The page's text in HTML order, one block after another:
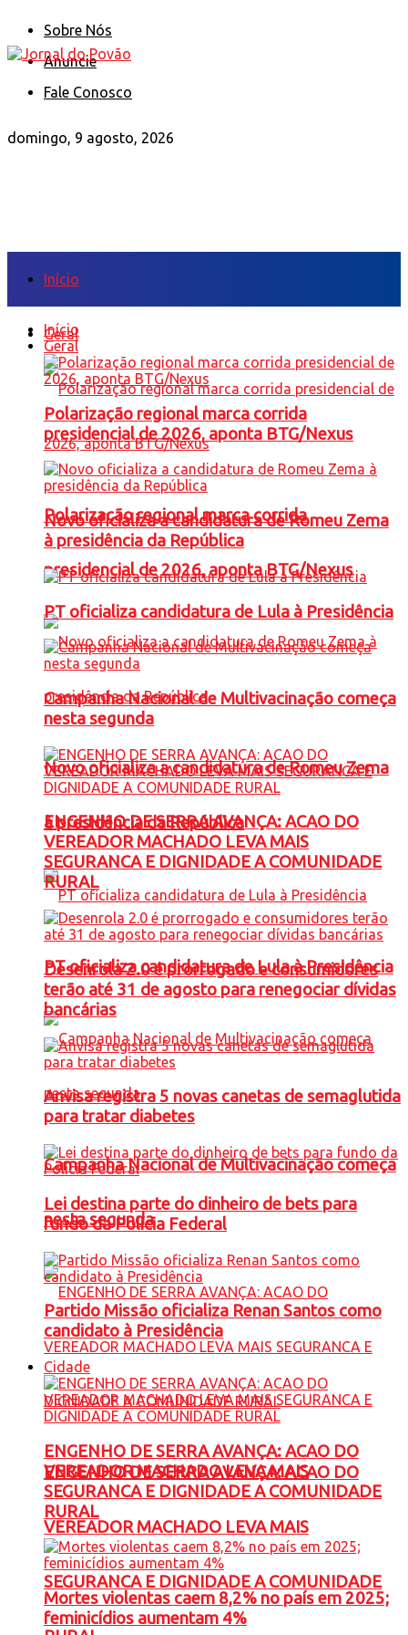
Sobre Nós
Anuncie
Fale Conosco
domingo, 9 agosto, 2026
Início
Geral
Polarização regional marca corrida
presidencial de 2026, aponta BTG/Nexus
Novo oficializa a candidatura de Romeu Zema
à presidência da República
PT oficializa candidatura de Lula à Presidência
Campanha Nacional de Multivacinação começa
nesta segunda
ENGENHO DE SERRA AVANÇA: ACAO DO
VEREADOR MACHADO LEVA MAIS
SEGURANCA E DIGNIDADE A COMUNIDADE
Início
Geral
Polarização regional marca corrida
presidencial de 2026, aponta BTG/Nexus
Novo oficializa a candidatura de Romeu Zema
à presidência da República
PT oficializa candidatura de Lula à Presidência
Campanha Nacional de Multivacinação começa
nesta segunda
ENGENHO DE SERRA AVANÇA: ACAO DO
VEREADOR MACHADO LEVA MAIS
SEGURANCA E DIGNIDADE A COMUNIDADE
RURAL
Desenrola 2.0 é prorrogado e consumidores
terão até 31 de agosto para renegociar dívidas
bancárias
Anvisa registra 5 novas canetas de semaglutida
para tratar diabetes
Lei destina parte do dinheiro de bets para
fundo da Polícia Federal
Partido Missão oficializa Renan Santos como
candidato à Presidência
Cidade
ENGENHO DE SERRA AVANÇA: ACAO DO
VEREADOR MACHADO LEVA MAIS
SEGURANCA E DIGNIDADE A COMUNIDADE
RURAL
Mortes violentas caem 8,2% no país em 2025;
feminicídios aumentam 4%